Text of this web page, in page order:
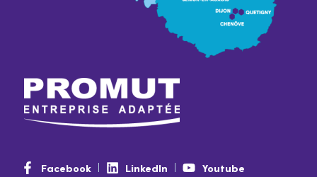
Facebook LinkedIn Youtube